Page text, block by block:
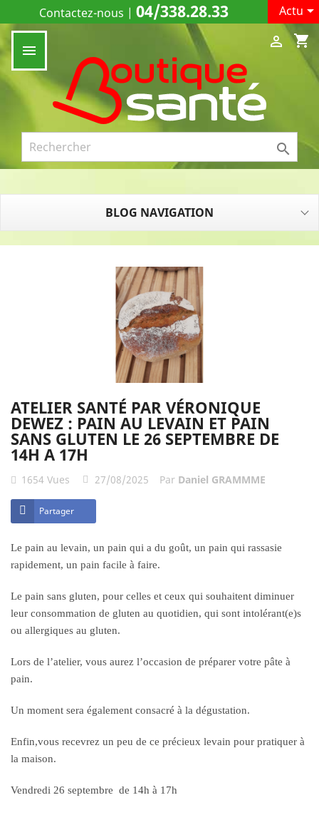
Contactez-nous | 04/338.28.33 Actu

shopping_cart


BLOG NAVIGATION
ATELIER SANTÉ PAR VÉRONIQUE
DEWEZ : PAIN AU LEVAIN ET PAIN
SANS GLUTEN LE 26 SEPTEMBRE DE
14H A 17H
1654 Vues 27/08/2025 Par Daniel GRAMMME
Partager
Le pain au levain, un pain qui a du goût, un pain qui rassasie
rapidement, un pain facile à faire.
Le pain sans gluten, pour celles et ceux qui souhaitent diminuer
leur consommation de gluten au quotidien, qui sont intolérant(e)s
ou allergiques au gluten.
Lors de l’atelier, vous aurez l’occasion de préparer votre pâte à
pain.
Un moment sera également consacré à la dégustation.
Enfin,vous recevrez un peu de ce précieux levain pour pratiquer à
la maison.
Vendredi 26 septembre de 14h à 17h